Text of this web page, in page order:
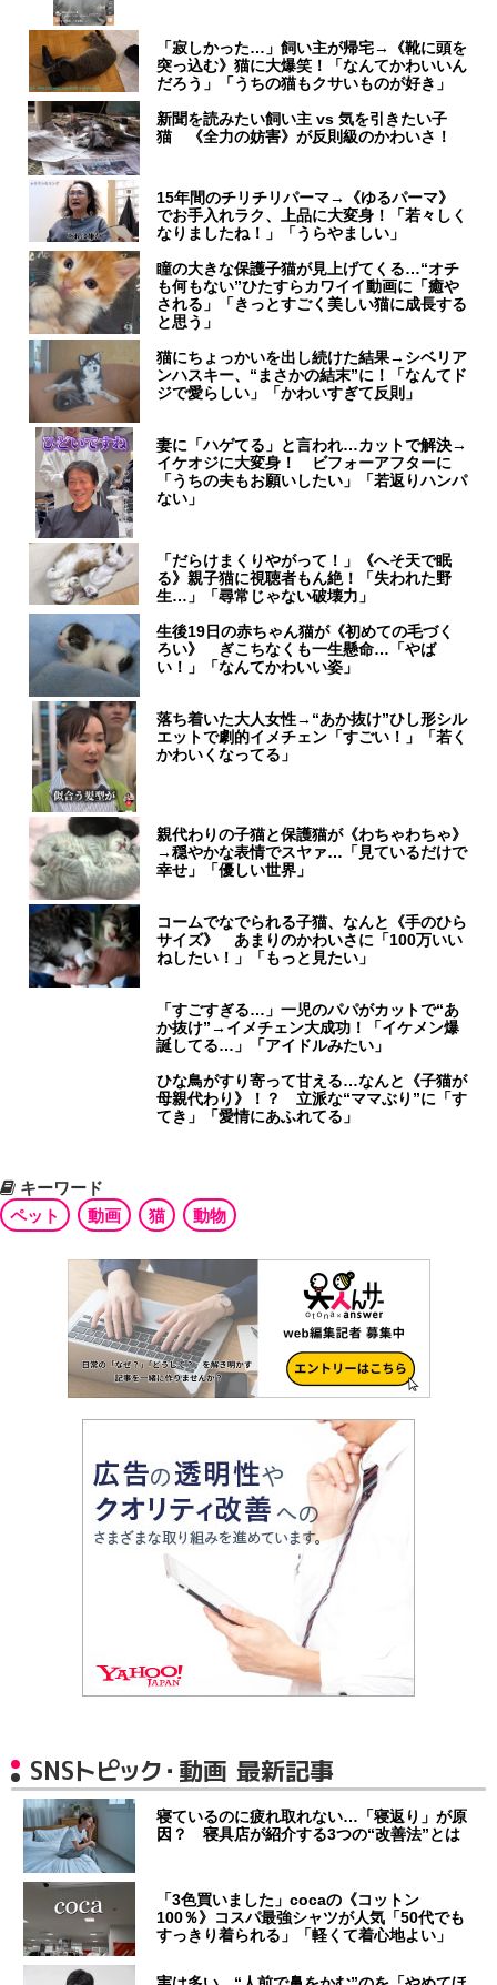
「寂しかった…」飼い主が帰宅→《靴に頭を
突っ込む》猫に大爆笑！「なんてかわいいん
だろう」「うちの猫もクサいものが好き」
新聞を読みたい飼い主 vs 気を引きたい子
猫 《全力の妨害》が反則級のかわいさ！
15年間のチリチリパーマ→《ゆるパーマ》
でお手入れラク、上品に大変身！「若々しく
なりましたね！」「うらやましい」
瞳の大きな保護子猫が見上げてくる…“オチ
も何もない”ひたすらカワイイ動画に「癒や
される」「きっとすごく美しい猫に成長する
と思う」
猫にちょっかいを出し続けた結果→シベリア
ンハスキー、“まさかの結末”に！「なんてド
ジで愛らしい」「かわいすぎて反則」
妻に「ハゲてる」と言われ…カットで解決→
イケオジに大変身！ ビフォーアフターに
「うちの夫もお願いしたい」「若返りハンパ
ない」
「だらけまくりやがって！」《へそ天で眠
る》親子猫に視聴者もん絶！「失われた野
生…」「尋常じゃない破壊力」
生後19日の赤ちゃん猫が《初めての毛づく
ろい》 ぎこちなくも一生懸命…「やば
い！」「なんてかわいい姿」
落ち着いた大人女性→“あか抜け”ひし形シル
エットで劇的イメチェン「すごい！」「若く
かわいくなってる」
親代わりの子猫と保護猫が《わちゃわちゃ》
→穏やかな表情でスヤァ…「見ているだけで
幸せ」「優しい世界」
コームでなでられる子猫、なんと《手のひら
サイズ》 あまりのかわいさに「100万いい
ねしたい！」「もっと見たい」
「すごすぎる…」一児のパパがカットで“あ
か抜け”→イメチェン大成功！「イケメン爆
誕してる…」「アイドルみたい」
ひな鳥がすり寄って甘える…なんと《子猫が
母親代わり》！？ 立派な“ママぶり”に「す
てき」「愛情にあふれてる」
キーワード
ペット
動画 猫 動物
SNSトピック・動画 最新記事
寝ているのに疲れ取れない…「寝返り」が原
因？ 寝具店が紹介する3つの“改善法”とは
「3色買いました」cocaの《コットン
100％》コスパ最強シャツが人気「50代でも
すっきり着られる」「軽くて着心地よい」